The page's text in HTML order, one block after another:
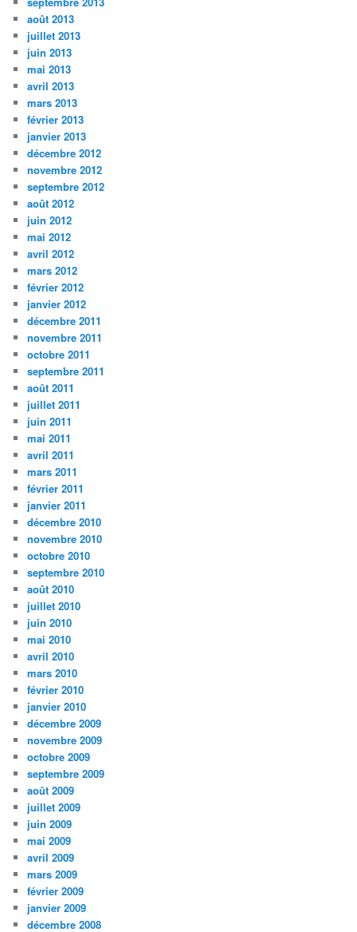
août 2013
juillet 2013
juin 2013
mai 2013
avril 2013
mars 2013
février 2013
janvier 2013
décembre 2012
novembre 2012
septembre 2012
août 2012
juin 2012
mai 2012
avril 2012
mars 2012
février 2012
janvier 2012
décembre 2011
novembre 2011
octobre 2011
septembre 2011
août 2011
juillet 2011
juin 2011
mai 2011
avril 2011
mars 2011
février 2011
janvier 2011
décembre 2010
novembre 2010
octobre 2010
septembre 2010
août 2010
juillet 2010
juin 2010
mai 2010
avril 2010
mars 2010
février 2010
janvier 2010
décembre 2009
novembre 2009
octobre 2009
septembre 2009
août 2009
juillet 2009
juin 2009
mai 2009
avril 2009
mars 2009
février 2009
janvier 2009
décembre 2008